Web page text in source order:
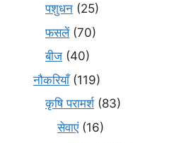
पशुधन (25)
फसलें(70)
बीज (40)
नौकरियाँ(119)
कृषि परामर्श(83)
सेवाएं(16)